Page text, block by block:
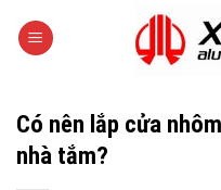
Có nên lắp cửa
nhà tắm?